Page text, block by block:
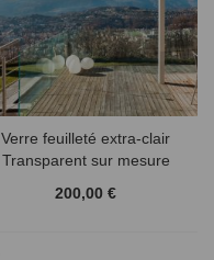
Verre feuilleté extra-clair
Transparent sur mesure
200,00 €